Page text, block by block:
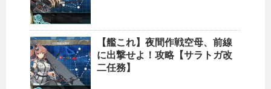
【艦これ】夜間作戦空母、前線
に出撃せよ！攻略【サラトガ改
二任務】